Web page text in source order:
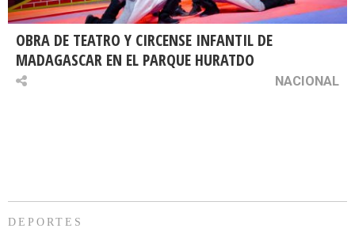
OBRA DE TEATRO Y CIRCENSE INFANTIL DE
MADAGASCAR EN EL PARQUE HURATDO
NACIONAL
DEPORTES